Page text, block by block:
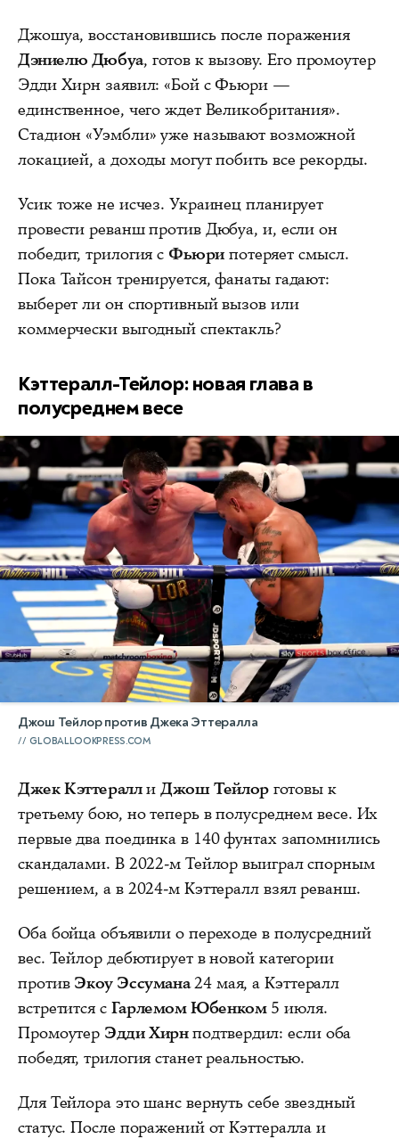
Джошуа, восстановившись после поражения
Дэниелю Дюбуа, готов к вызову. Его промоутер
Эдди Хирн заявил: «Бой с Фьюри —
единственное, чего ждет Великобритания».
Стадион «Уэмбли» уже называют возможной
локацией, а доходы могут побить все рекорды.
Усик тоже не исчез. Украинец планирует
провести реванш против Дюбуа, и, если он
победит, трилогия с Фьюри потеряет смысл.
Пока Тайсон тренируется, фанаты гадают:
выберет ли он спортивный вызов или
коммерчески выгодный спектакль?
Кэттералл-Тейлор: новая глава в
полусреднем весе
Джош Тейлор против Джека Эттералла
GLOBALLOOKPRESS.COM
Джек КэттераллиДжош Тейлорготовы к
третьему бою, но теперь в полусреднем весе. Их
первые два поединка в 140 фунтах запомнились
скандалами. В 2022-м Тейлор выиграл спорным
решением, а в 2024-м Кэттералл взял реванш.
Оба бойца объявили о переходе в полусредний
вес. Тейлор дебютирует в новой категории
против Экоу Эссумана24 мая, а Кэттералл
встретится с Гарлемом Юбенком5 июля.
Промоутер Эдди Хирнподтвердил: если оба
победят, трилогия станет реальностью.
Для Тейлора это шанс вернуть себе звездный
статус. После поражений от Кэттералла и